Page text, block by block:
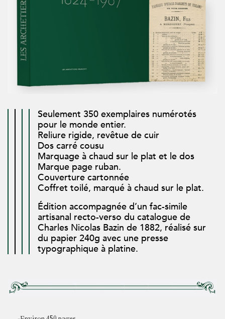
Seulement 350 exemplaires numérotés
pour le monde entier.
Reliure rigide, revêtue de cuir
Dos carré cousu
Marquage à chaud sur le plat et le dos
Marque page ruban.
Couverture cartonnée
Coffret toilé, marqué à chaud sur le plat.
Édition accompagnée d’un fac-simile
artisanal recto-verso du catalogue de
Charles Nicolas Bazin de 1882, réalisé sur
du papier 240g avec une presse
typographique à platine.